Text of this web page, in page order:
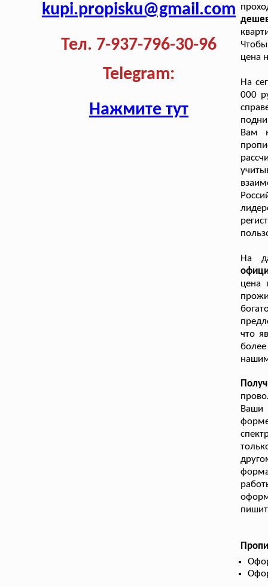
kupi.propisku@gmail.com
Тел. 7-937-796-30-96
Telegram:
Нажмите тут
цена
На
000
Вам
На
цена
что
Ваши